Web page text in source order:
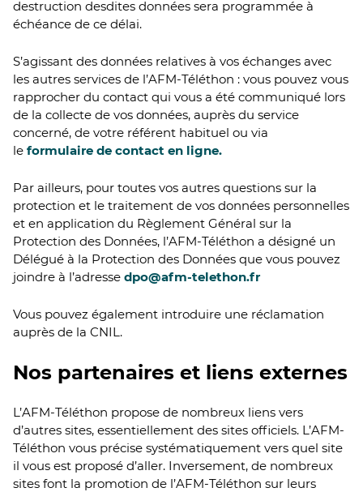
destruction desdites données sera programmée à
échéance de ce délai.
S’agissant des données relatives à vos échanges avec
les autres services de l’AFM-Téléthon : vous pouvez vous
rapprocher du contact qui vous a été communiqué lors
de la collecte de vos données, auprès du service
concerné, de votre référent habituel ou via
le formulaire de contact en ligne.
Par ailleurs, pour toutes vos autres questions sur la
protection et le traitement de vos données personnelles
et en application du Règlement Général sur la
Protection des Données, l’AFM-Téléthon a désigné un
Délégué à la Protection des Données que vous pouvez
joindre à l’adresse dpo@afm-telethon.fr
Vous pouvez également introduire une réclamation
auprès de la CNIL.
Nos partenaires et liens externes
L’AFM-Téléthon propose de nombreux liens vers
d’autres sites, essentiellement des sites officiels. L’AFM-
Téléthon vous précise systématiquement vers quel site
il vous est proposé d’aller. Inversement, de nombreux
sites font la promotion de l’AFM-Téléthon sur leurs